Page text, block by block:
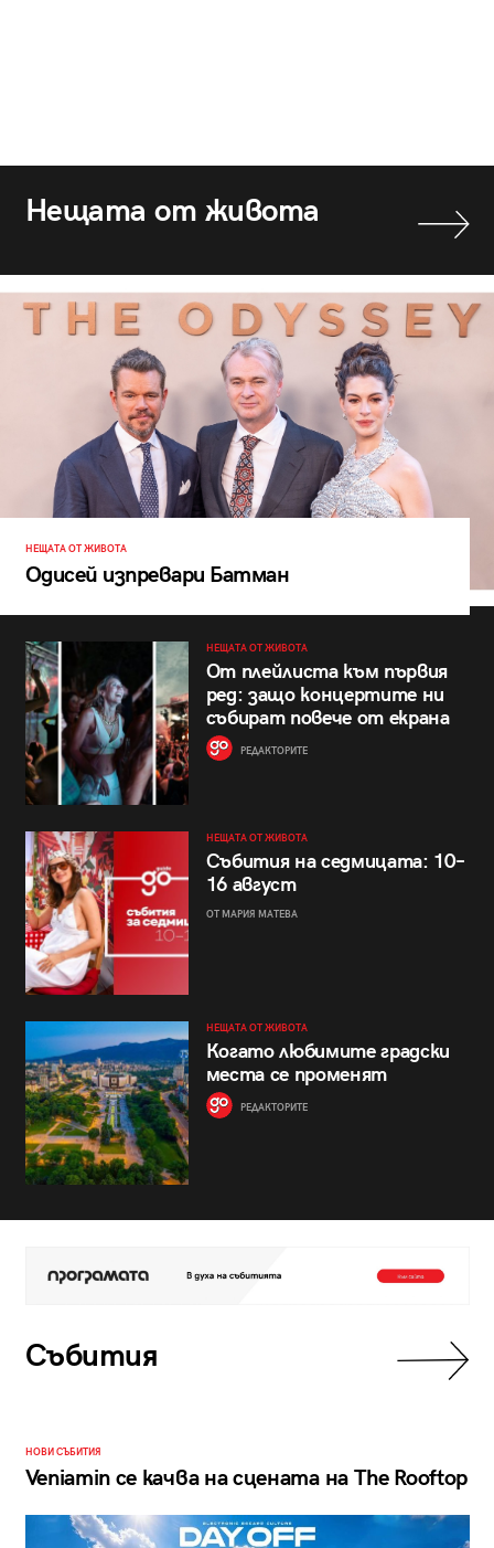
Нещата от живота
НЕЩАТА ОТ ЖИВОТА
Одисей изпревари Батман
НЕЩАТА ОТ ЖИВОТА
От плейлиста към първия
ред: защо концертите ни
събират повече от екрана
РЕДАКТОРИТЕ
НЕЩАТА ОТ ЖИВОТА
Събития на седмицата: 10–
16 август
ОТ МАРИЯ МАТЕВА
НЕЩАТА ОТ ЖИВОТА
Когато любимите градски
места се променят
РЕДАКТОРИТЕ
Събития
НОВИ СЪБИТИЯ
Veniamin се качва на сцената на The Rooftop